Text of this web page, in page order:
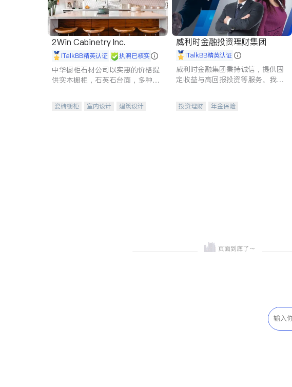
2Win Cabinetry Inc.
iTalkBB精英认证 执照已核实
中华橱柜石材公司以实惠的价格提
供实木橱柜，石英石台面，多种优
机。品质厨房，家的选择。
瓷砖橱柜 室内设计
建筑设计
威利时金融投资理财集团
iTalkBB精英认证
威利时金融集团秉持诚信，提供固
定收益与高回报投资等服务。我们
元化组合，助力客户实现目标
投资理财
年金保险